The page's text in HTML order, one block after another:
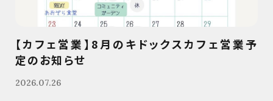
【カフェ営業】8月のキドックスカフェ営業予
定のお知らせ
2026.07.26